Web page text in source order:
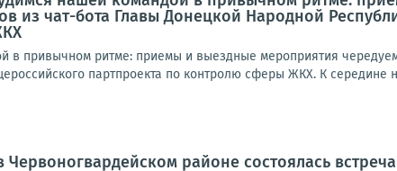
из чат-бота Главы Донецкой Народной
в привычном ритме: приемы и выездные мероприятия
партпроекта по контролю сферы ЖКХ. К середине
Червоногвардейском районе состоялась